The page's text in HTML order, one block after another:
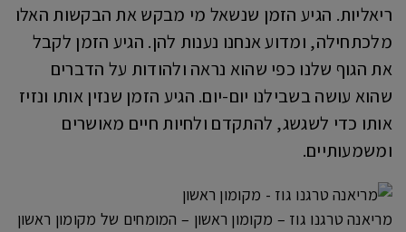
ריאליות. הגיע הזמן שנשאל מי מבקש את הבקשות האלו
מלכתחילה, ומדוע אנחנו נענות להן. הגיע הזמן לקבל
את הגוף שלנו כפי שהוא נראה ולהודות על הדברים
שהוא עושה בשבילנו יום-יום. הגיע הזמן שנזין אותו ונזיז
אותו כדי לשגשג, להתקדם ולחיות חיים מאושרים
ומשמעותיים.
מריאנה טרגנו גוז – מקומון ראשון – המומחים של מקומון ראשון